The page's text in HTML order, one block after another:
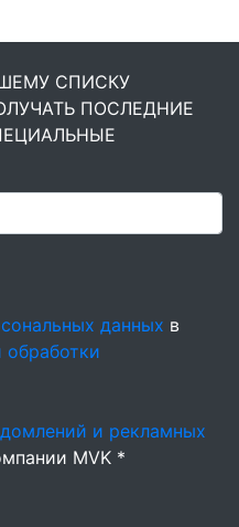
СПИСКУ
ПОСЛЕДНИЕ
данных в
и рекламных
MVK *